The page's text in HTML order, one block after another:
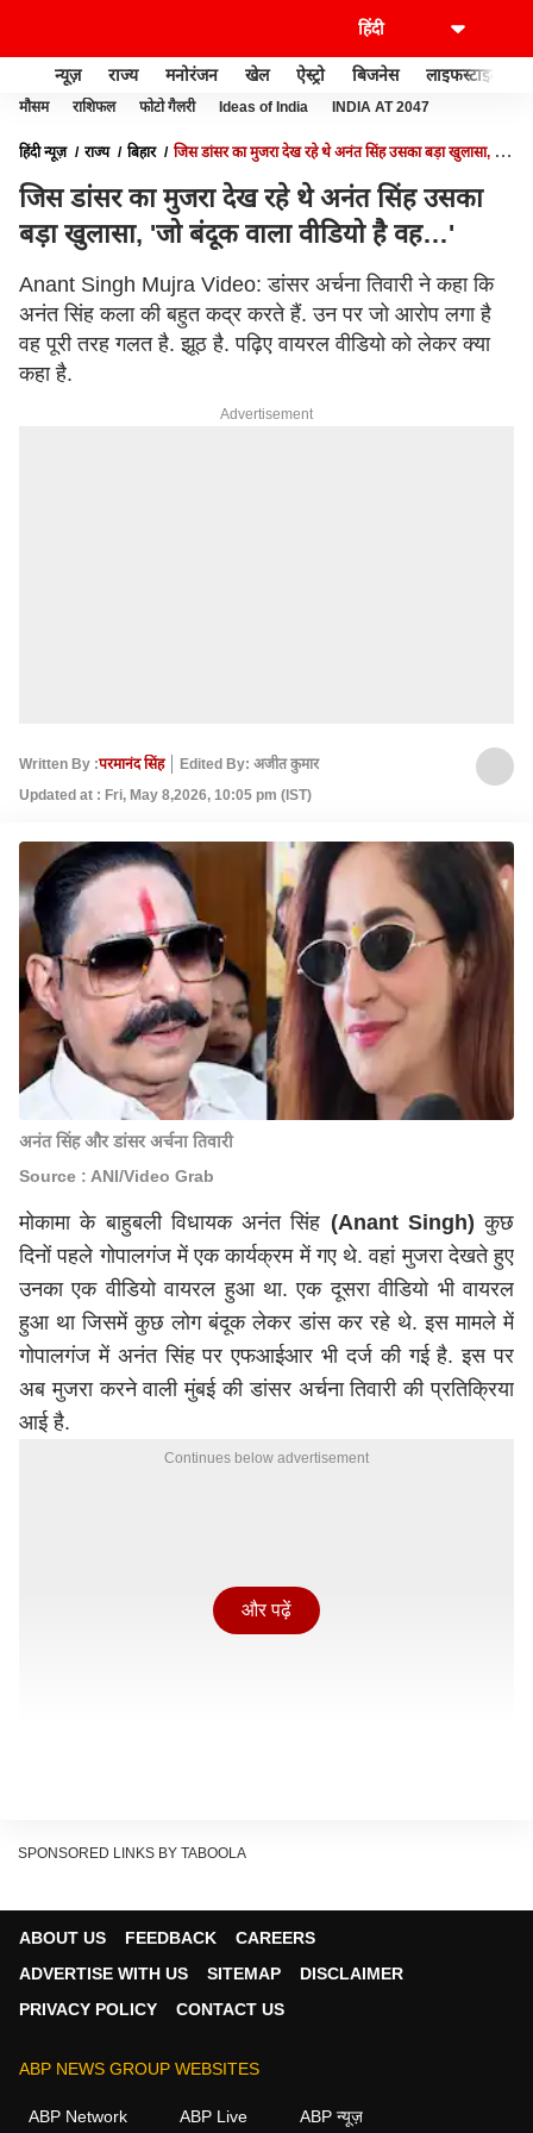
न्यूज़ राज्य मनोरंजन खेल ऐस्ट्रो बिजनेस लाइफस्टाइल
मौसम राशिफल फोटो गैलरी Ideas of India INDIA AT 2047
हिंदी न्यूज़ राज्य बिहार
जिस डांसर का मुजरा देख रहे थे अनंत सिंह उसका बड़ा खुलासा, 'जो
जिस डांसर का मुजरा देख रहे थे अनंत सिंह उसका
बड़ा खुलासा, 'जो बंदूक वाला वीडियो है वह…'
Anant Singh Mujra Video: डांसर अर्चना तिवारी ने कहा कि
अनंत सिंह कला की बहुत कद्र करते हैं. उन पर जो आरोप लगा है
वह पूरी तरह गलत है. झूठ है. पढ़िए वायरल वीडियो को लेकर क्या
कहा है.
Advertisement
Written By :परमानंद सिंह
Edited By: अजीत कुमार
Updated at : Fri, May 8,2026, 10:05 pm (IST)
अनंत सिंह और डांसर अर्चना तिवारी
Source : ANI/Video Grab
मोकामा के बाहुबली विधायक अनंत सिंह (Anant Singh) कुछ
दिनों पहले गोपालगंज में एक कार्यक्रम में गए थे. वहां मुजरा देखते हुए
उनका एक वीडियो वायरल हुआ था. एक दूसरा वीडियो भी वायरल
हुआ था जिसमें कुछ लोग बंदूक लेकर डांस कर रहे थे. इस मामले में
गोपालगंज में अनंत सिंह पर एफआईआर भी दर्ज की गई है. इस पर
अब मुजरा करने वाली मुंबई की डांसर अर्चना तिवारी की प्रतिक्रिया
आई है.
Continues below advertisement
किया. अर्चना तिवारी ने कहा कि अनंत सिंह पर एफआईआर हुई है तो
और पढ़ें
SPONSORED LINKS BY TABOOLA
ABOUT US FEEDBACK
CAREERS
ADVERTISE WITH US
SITEMAP
DISCLAIMER
PRIVACY POLICY
CONTACT US
ABP NEWS GROUP WEBSITES
ABP Network ABP Live ABP न्यूज़